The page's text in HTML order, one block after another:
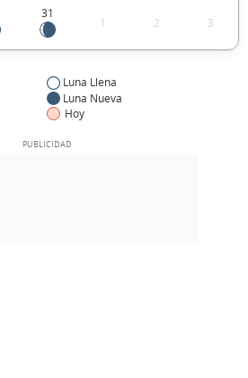
31
1 2 3
Luna Llena
Luna Nueva
Hoy